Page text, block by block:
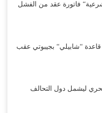
فاتورة عقد من الفشل
“شابيلي“ بجيبوتي عقب
ليشمل دول التحالف